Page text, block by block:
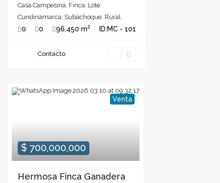
Casa Campesina Finca Lote
Cundinamarca Subachoque Rural
0 0 96,450 m2 ID:MC - 101
Contacto
$ 700,000,000
Venta
Hermosa Finca Ganadera